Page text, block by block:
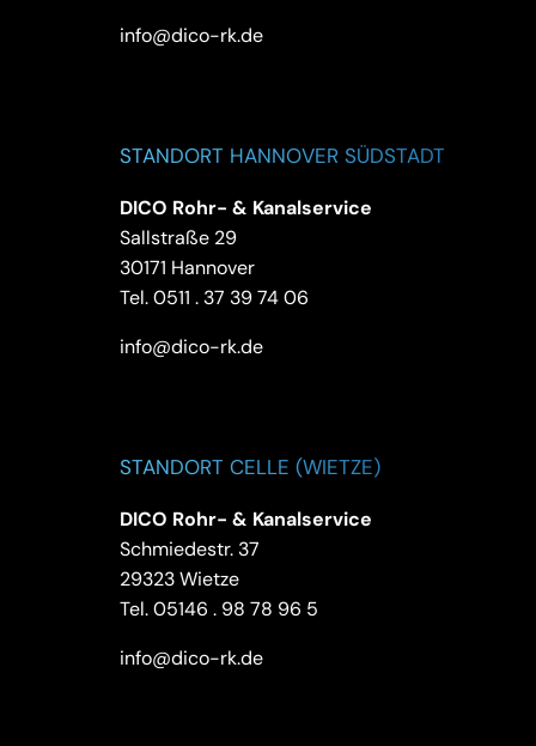
info@dico-rk.de
STANDORT HANNOVER SÜDSTADT
DICO Rohr- & Kanalservice
Sallstraße 29
30171 Hannover
Tel.0511 . 37 39 74 06
info@dico-rk.de
STANDORT CELLE (WIETZE)
DICO Rohr- & Kanalservice
Schmiedestr. 37
29323 Wietze
Tel.05146 . 98 78 96 5
info@dico-rk.de